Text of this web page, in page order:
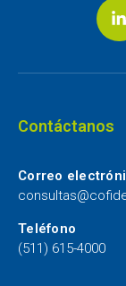
Contáctanos
Correo
Teléfono
(511) 615-4000